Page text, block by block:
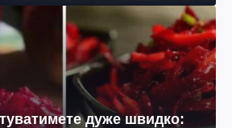
дуже швидко: